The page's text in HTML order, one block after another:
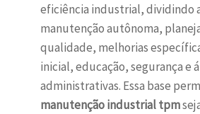
eficiência industrial, dividindo
manutenção autônoma,
qualidade, melhorias
inicial, educação, segurança e
administrativas. Essa base
manutenção industrial tpm